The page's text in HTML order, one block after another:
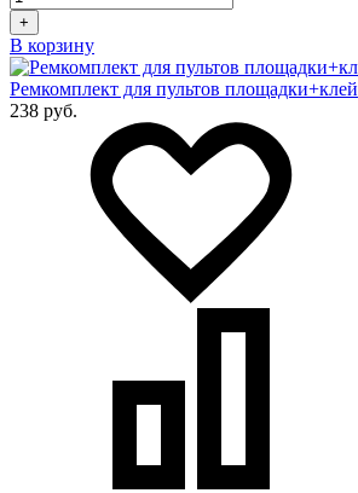
+
В корзину
Ремкомплект для пультов площадки+клей
238 руб.